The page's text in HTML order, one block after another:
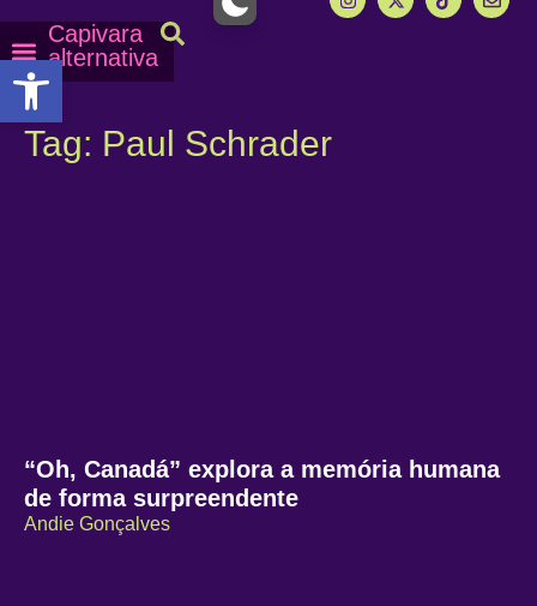
Abrir a barra de ferramentas
Capivara
alternativa
Tag: Paul Schrader
“Oh, Canadá” explora a memória humana
de forma surpreendente
Andie Gonçalves